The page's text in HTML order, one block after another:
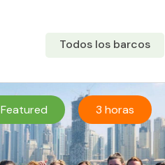
Todos los barcos
Featured 3 horas